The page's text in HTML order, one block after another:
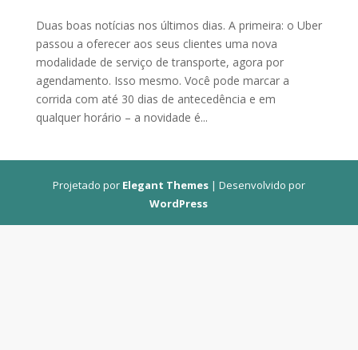
Duas boas notícias nos últimos dias. A primeira: o Uber
passou a oferecer aos seus clientes uma nova
modalidade de serviço de transporte, agora por
agendamento. Isso mesmo. Você pode marcar a
corrida com até 30 dias de antecedência e em
qualquer horário – a novidade é...
Projetado por Elegant Themes| Desenvolvido por
WordPress